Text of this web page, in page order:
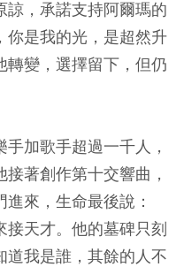
諒，承諾支持阿爾瑪的
你是我的光，是超然升
轉變，選擇留下，但仍
加歌手超過一千人，
著創作第十交響曲，
來，生命最後說：
天才。他的墓碑只刻
道我是誰，其餘的人不